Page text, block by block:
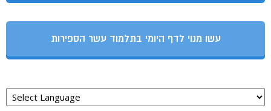
עשו מנוי לדף היומי בתלמוד עשר הספירות